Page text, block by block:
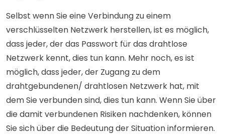
Selbst wenn Sie eine Verbindung zu einem
verschlüsselten Netzwerk herstellen, ist es möglich,
dass jeder, der das Passwort für das drahtlose
Netzwerk kennt, dies tun kann. Mehr noch, es ist
möglich, dass jeder, der Zugang zu dem
drahtgebundenen/ drahtlosen Netzwerk hat, mit
dem Sie verbunden sind, dies tun kann. Wenn Sie über
die damit verbundenen Risiken nachdenken, können
Sie sich über die Bedeutung der Situation informieren.